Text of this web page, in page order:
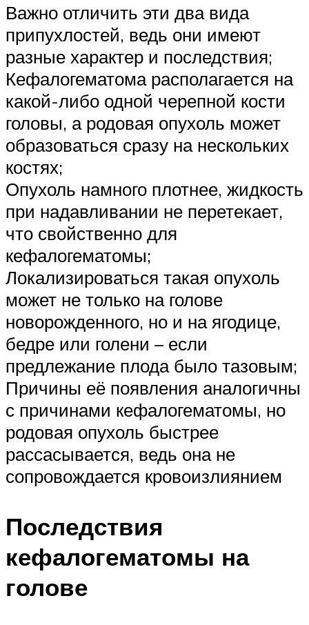
Важно отличить эти два вида
припухлостей, ведь они имеют
разные характер и последствия;
Кефалогематома располагается на
какой-либо одной черепной кости
головы, а родовая опухоль может
образоваться сразу на нескольких
костях;
Опухоль намного плотнее, жидкость
при надавливании не перетекает,
что свойственно для
кефалогематомы;
Локализироваться такая опухоль
может не только на голове
новорожденного, но и на ягодице,
бедре или голени – если
предлежание плода было тазовым;
Причины её появления аналогичны
с причинами кефалогематомы, но
родовая опухоль быстрее
рассасывается, ведь она не
сопровождается кровоизлиянием
Последствия
кефалогематомы на
голове